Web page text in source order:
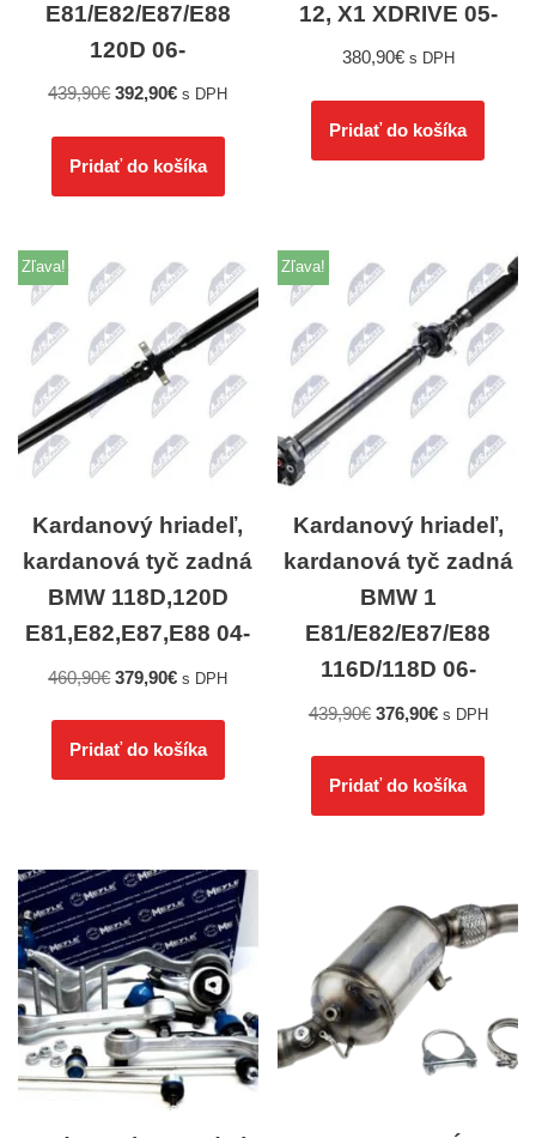
E81/E82/E87/E88
120D 06-
439,90€ 392,90€ s DPH
Pridať do košíka
12, X1 XDRIVE 05-
380,90€ s DPH
Pridať do košíka
Zľava!
Kardanový hriadeľ,
kardanová tyč zadná
BMW 118D,120D
E81,E82,E87,E88 04-
460,90€ 379,90€ s DPH
Pridať do košíka
Zľava!
Kardanový hriadeľ,
kardanová tyč zadná
BMW 1
E81/E82/E87/E88
116D/118D 06-
439,90€ 376,90€ s DPH
Pridať do košíka